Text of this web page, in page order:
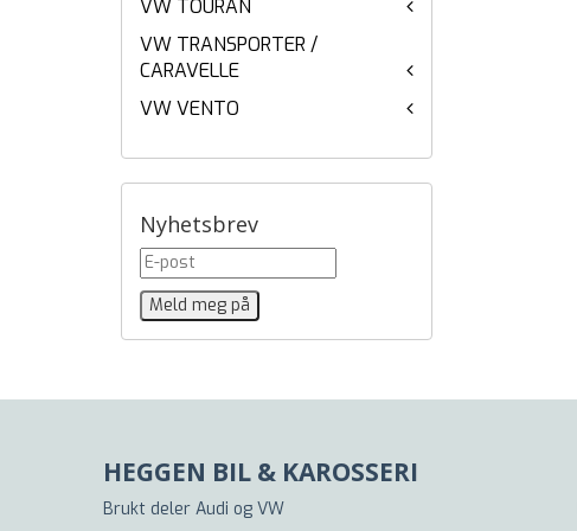
VW TOURAN
VW TRANSPORTER /
CARAVELLE
VW VENTO
Nyhetsbrev
HEGGEN BIL & KAROSSERI
Brukt deler Audi og VW